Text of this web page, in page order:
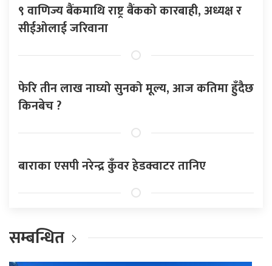
९ वाणिज्य बैंकमाथि राष्ट्र बैंकको कारबाही, अध्यक्ष र
सीईओलाई जरिवाना
फेरि तीन लाख नाघ्यो सुनको मूल्य, आज कतिमा हुँदैछ
किनबेच ?
बाराका एसपी नरेन्द्र कुँवर हेडक्वाटर तानिए
सम्बन्धित